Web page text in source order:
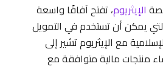
الإيثريوم، تفتح آفاقًا واسعة
يمكن أن تستخدم في التمويل
مع الإيثريوم تشير إلى
منتجات مالية متوافقة مع